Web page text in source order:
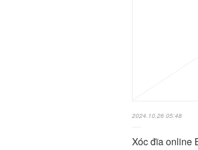
2024.10.26 05:48
Xóc đĩa online